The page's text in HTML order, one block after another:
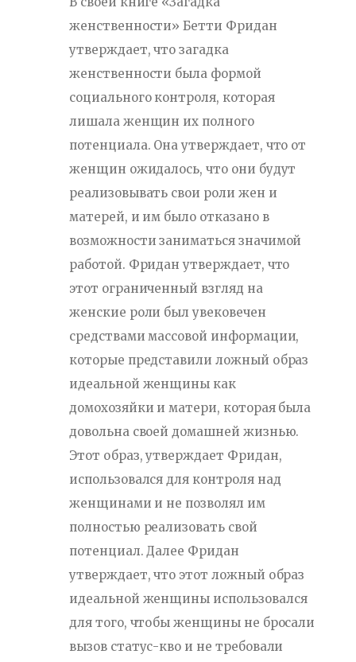
женственности» Бетти Фридан
утверждает, что загадка
женственности была формой
социального контроля, которая
лишала женщин их полного
потенциала. Она утверждает, что от
женщин ожидалось, что они будут
реализовывать свои роли жен и
матерей, и им было отказано в
возможности заниматься значимой
работой. Фридан утверждает, что
этот ограниченный взгляд на
женские роли был увековечен
средствами массовой информации,
которые представили ложный образ
идеальной женщины как
домохозяйки и матери, которая была
довольна своей домашней жизнью.
Этот образ, утверждает Фридан,
использовался для контроля над
женщинами и не позволял им
полностью реализовать свой
потенциал. Далее Фридан
утверждает, что этот ложный образ
идеальной женщины использовался
для того, чтобы женщины не бросали
вызов статус-кво и не требовали